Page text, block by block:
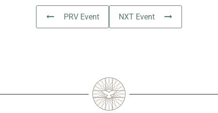
PRV Event NXT Event